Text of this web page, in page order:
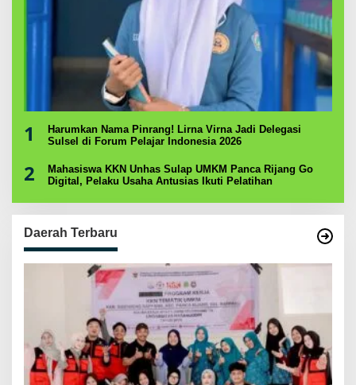
1
Harumkan Nama Pinrang! Lirna Virna Jadi Delegasi
Sulsel di Forum Pelajar Indonesia 2026
2
Mahasiswa KKN Unhas Sulap UMKM Panca Rijang Go
Digital, Pelaku Usaha Antusias Ikuti Pelatihan
Daerah Terbaru